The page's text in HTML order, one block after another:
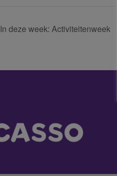
In deze week: Activiteitenweek